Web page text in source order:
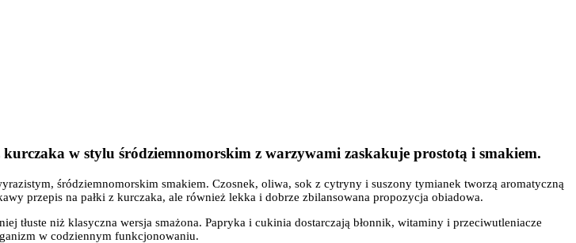
w stylu śródziemnomorskim z warzywami zaskakuje prostotą i smakiem.
śródziemnomorskim smakiem. Czosnek, oliwa, sok z cytryny i suszony tymianek tworzą aromatyczną
przepis na pałki z kurczaka, ale również lekka i dobrze zbilansowana propozycja obiadowa.
tłuste niż klasyczna wersja smażona. Papryka i cukinia dostarczają błonnik, witaminy i przeciwutleniacze
w codziennym funkcjonowaniu.